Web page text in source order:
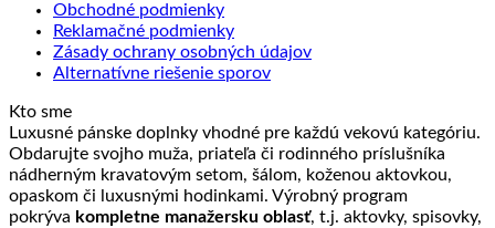
Obchodné podmienky
Reklamačné podmienky
Zásady ochrany osobných údajov
Alternatívne riešenie sporov
Kto sme
Luxusné pánske doplnky vhodné pre každú vekovú kategóriu.
Obdarujte svojho muža, priateľa či rodinného príslušníka
nádherným kravatovým setom, šálom, koženou aktovkou,
opaskom či luxusnými hodinkami. Výrobný program
pokrýva kompletne manažersku oblasť, t.j. aktovky, spisovky,